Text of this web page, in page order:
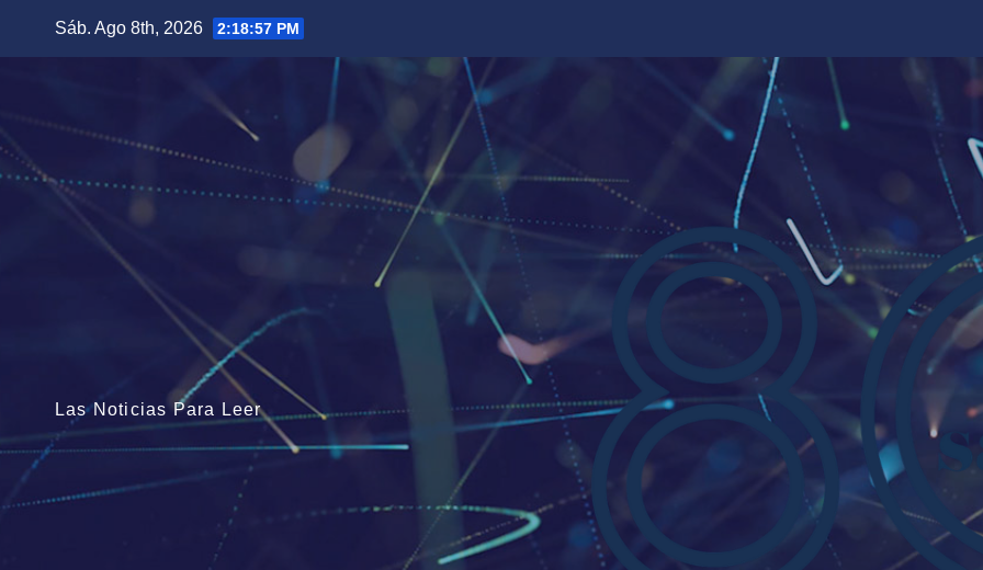
Sáb. Ago 8th, 2026 2:18:58 PM
Las Noticias Para Leer